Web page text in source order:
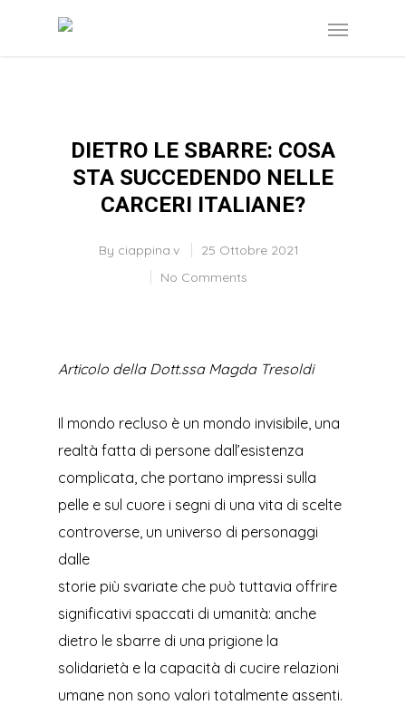
DIETRO LE SBARRE: COSA
STA SUCCEDENDO NELLE
CARCERI ITALIANE?
By ciappina.v
25 Ottobre 2021
No Comments
Articolo della Dott.ssa Magda Tresoldi
Il mondo recluso è un mondo invisibile, una
realtà fatta di persone dall’esistenza
complicata, che portano impressi sulla
pelle e sul cuore i segni di una vita di scelte
controverse, un universo di personaggi
dalle
storie più svariate che può tuttavia offrire
significativi spaccati di umanità: anche
dietro le sbarre di una prigione la
solidarietà e la capacità di cucire relazioni
umane non sono valori totalmente assenti.